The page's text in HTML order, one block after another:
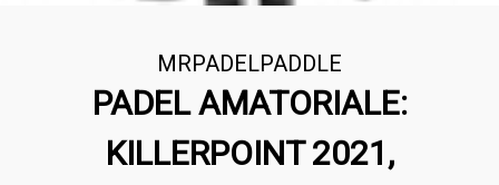
MRPADELPADDLE
PADEL AMATORIALE:
KILLERPOINT 2021,